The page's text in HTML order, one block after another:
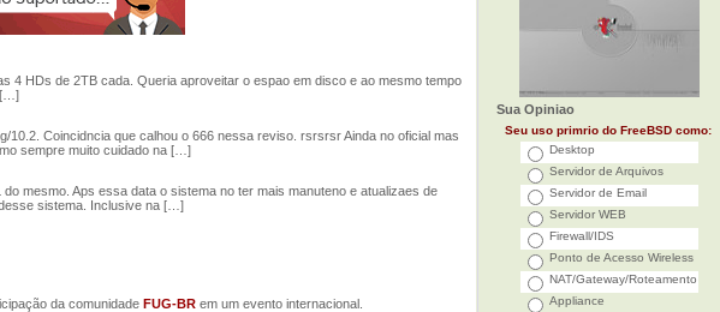
4 HDs de 2TB cada. Queria aproveitar o espao em disco e ao mesmo tempo
[…]
Coincidncia que calhou o 666 nessa reviso. rsrsrsr Ainda no oficial mas
sempre muito cuidado na […]
mesmo. Aps essa data o sistema no ter mais manuteno e atualizaes de
sistema. Inclusive na […]
da comunidade FUG-BR em um evento internacional.
Sua Opiniao
Seu uso primrio do FreeBSD como:
Desktop
Servidor de Arquivos
Servidor de Email
Servidor WEB
Firewall/IDS
Ponto de Acesso Wireless
NAT/Gateway/Roteamento
Appliance